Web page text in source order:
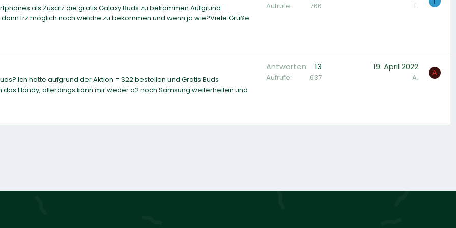
als Zusatz die gratis Galaxy Buds zu bekommen.Aufgrund
trz möglich noch welche zu bekommen und wenn ja wie?Viele Grüße
Aufrufe 766 T.
Ich hatte aufgrund der Aktion = S22 bestellen und Gratis Buds
Handy, allerdings kann mir weder o2 noch Samsung weiterhelfen und
Antworten 13
Aufrufe 637
19. April 2022
A. A